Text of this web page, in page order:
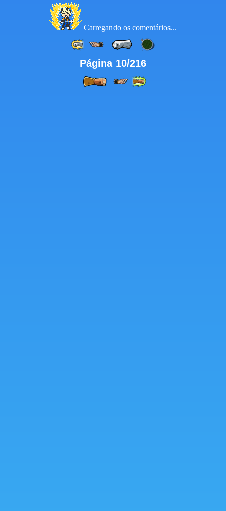
Carregando os comentários...
Página 10/216